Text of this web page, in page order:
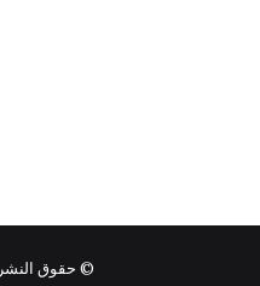
© حقوق النشر 2026، جميع الحقوق محفوظة |